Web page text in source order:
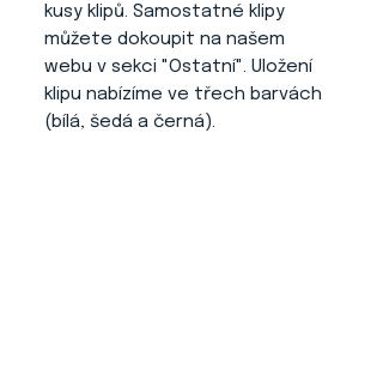
kusy klipů. Samostatné klipy
můžete dokoupit na našem
webu v sekci "Ostatní". Uložení
klipu nabízíme ve třech barvách
(bílá, šedá a černá).